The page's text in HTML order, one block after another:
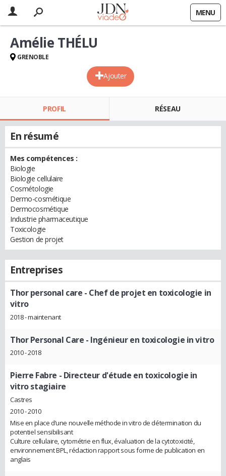
MENU
Ajouter
Amélie THÉLU
GRENOBLE
PROFIL RÉSEAU
En résumé
Mes compétences :
Biologie
Biologie cellulaire
Cosmétologie
Dermo-cosmétique
Dermocosmétique
Industrie pharmaceutique
Toxicologie
Gestion de projet
Entreprises
Thor personal care - Chef de projet en toxicologie in
vitro
2018 - maintenant
Thor Personal Care - Ingénieur en toxicologie in vitro
2010 - 2018
Pierre Fabre - Directeur d'étude en toxicologie in
vitro stagiaire
Castres
2010 - 2010
Mise en place d’une nouvelle méthode in vitro de détermination du
potentiel sensibilisant
Culture cellulaire, cytométrie en flux, évaluation de la cytotoxicité,
environnement BPL, rédaction rapport sous forme de publication en
anglais